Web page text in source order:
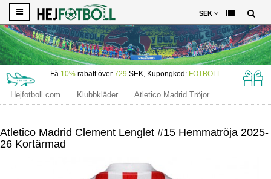
SEK
Få 10%rabatt över 729 SEK, Kupongkod: FOTBOLL
Hejfotboll.com Klubbkläder
Atletico Madrid Tröjor
Atletico Madrid Clement Lenglet #15 Hemmatröja 2025-
26 Kortärmad